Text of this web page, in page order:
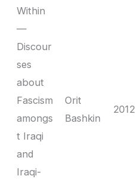
Within
—
Discour
ses
about
Fascism
amongs
t Iraqi
and
Iraqi-
Orit
Bashkin
2012